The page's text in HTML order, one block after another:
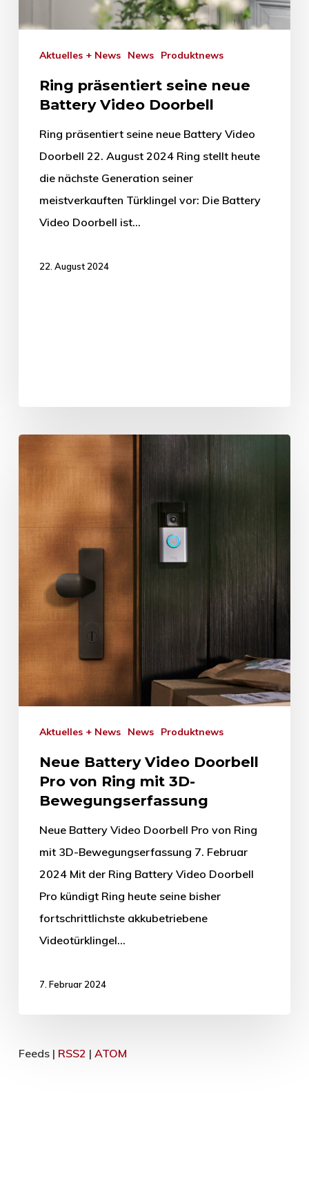
Aktuelles + News News Produktnews
Ring präsentiert seine neue
Battery Video Doorbell
Ring präsentiert seine neue Battery Video
Doorbell 22. August 2024 Ring stellt heute
die nächste Generation seiner
meistverkauften Türklingel vor: Die Battery
Video Doorbell ist…
22. August 2024
Aktuelles + News News Produktnews
Neue Battery Video Doorbell
Pro von Ring mit 3D-
Bewegungserfassung
Neue Battery Video Doorbell Pro von Ring
mit 3D-Bewegungserfassung 7. Februar
2024 Mit der Ring Battery Video Doorbell
Pro kündigt Ring heute seine bisher
fortschrittlichste akkubetriebene
Videotürklingel…
7. Februar 2024
Feeds | RSS2 | ATOM